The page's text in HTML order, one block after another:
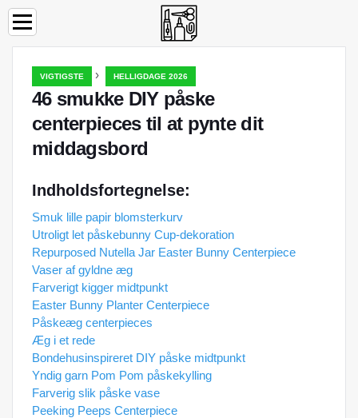
VIGTIGSTE › HELLIGDAGE 2026
46 smukke DIY påske
centerpieces til at pynte dit
middagsbord
Indholdsfortegnelse:
Smuk lille papir blomsterkurv
Utroligt let påskebunny Cup-dekoration
Repurposed Nutella Jar Easter Bunny Centerpiece
Vaser af gyldne æg
Farverigt kigger midtpunkt
Easter Bunny Planter Centerpiece
Påskeæg centerpieces
Æg i et rede
Bondehusinspireret DIY påske midtpunkt
Yndig garn Pom Pom påskekylling
Farverig slik påske vase
Peeking Peeps Centerpiece